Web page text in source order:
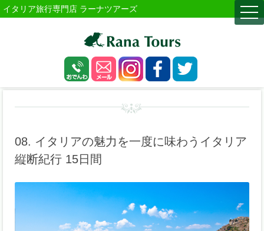
イタリア旅行専門店 ラーナツアーズ
08. イタリアの魅力を一度に味わうイタリア
縦断紀行 15日間